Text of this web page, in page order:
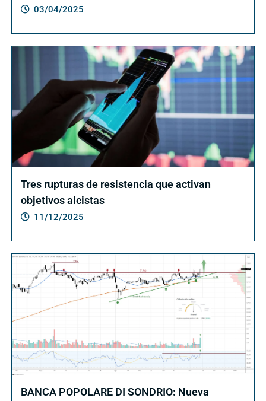
03/04/2025
Tres rupturas de resistencia que activan
objetivos alcistas
11/12/2025
BANCA POPOLARE DI SONDRIO: Nueva